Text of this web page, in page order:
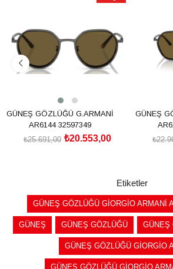
GÜNEŞ GÖZLÜĞÜ G.ARMANİ
AR6144 32597349
₺20.553,00
₺25.691,00
GÜNEŞ
Etiketler
GÜNEŞ GÖZLÜĞÜ GİORGİO ARMANİ
GÜNEŞ GÜNEŞ GÖZLÜĞÜ GÜNEŞ
GÜNEŞ GÖZLÜĞÜ GİORGİO
GÜNEŞ GÖZLÜĞÜ GİORGİO